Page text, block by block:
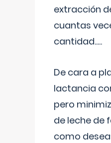
extracción
cuantas
cantidad.....
De cara a
lactancia
pero
de leche de
como